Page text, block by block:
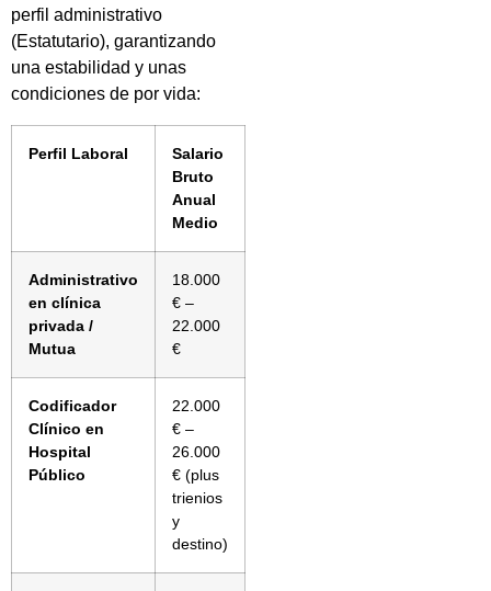
perfil administrativo
(Estatutario), garantizando
una estabilidad y unas
condiciones de por vida:
Perfil Laboral
Salario
Bruto
Anual
Medio
Administrativo
en clínica
privada /
Mutua
18.000
€ –
22.000
€
Codificador
Clínico en
Hospital
Público
22.000
€ –
26.000
€ (plus
trienios
y
destino)